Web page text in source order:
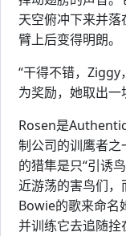
天空俯冲下来并
臂上后变得明朗。
“干得不错，Ziggy
为奖励，她取出一
Rosen是
制公司的训鹰者
的猎隼是只“引诱
近游荡的害鸟们
Bowie的歌来命名
并训练它去追随